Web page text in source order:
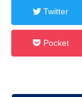
Twitter
Pocket